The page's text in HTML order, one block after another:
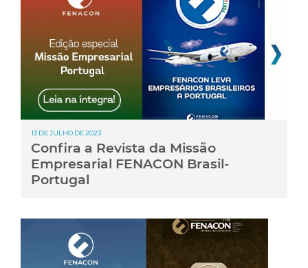
13 DE JULHO DE 2023
Confira a Revista da Missão
Empresarial FENACON Brasil-
Portugal